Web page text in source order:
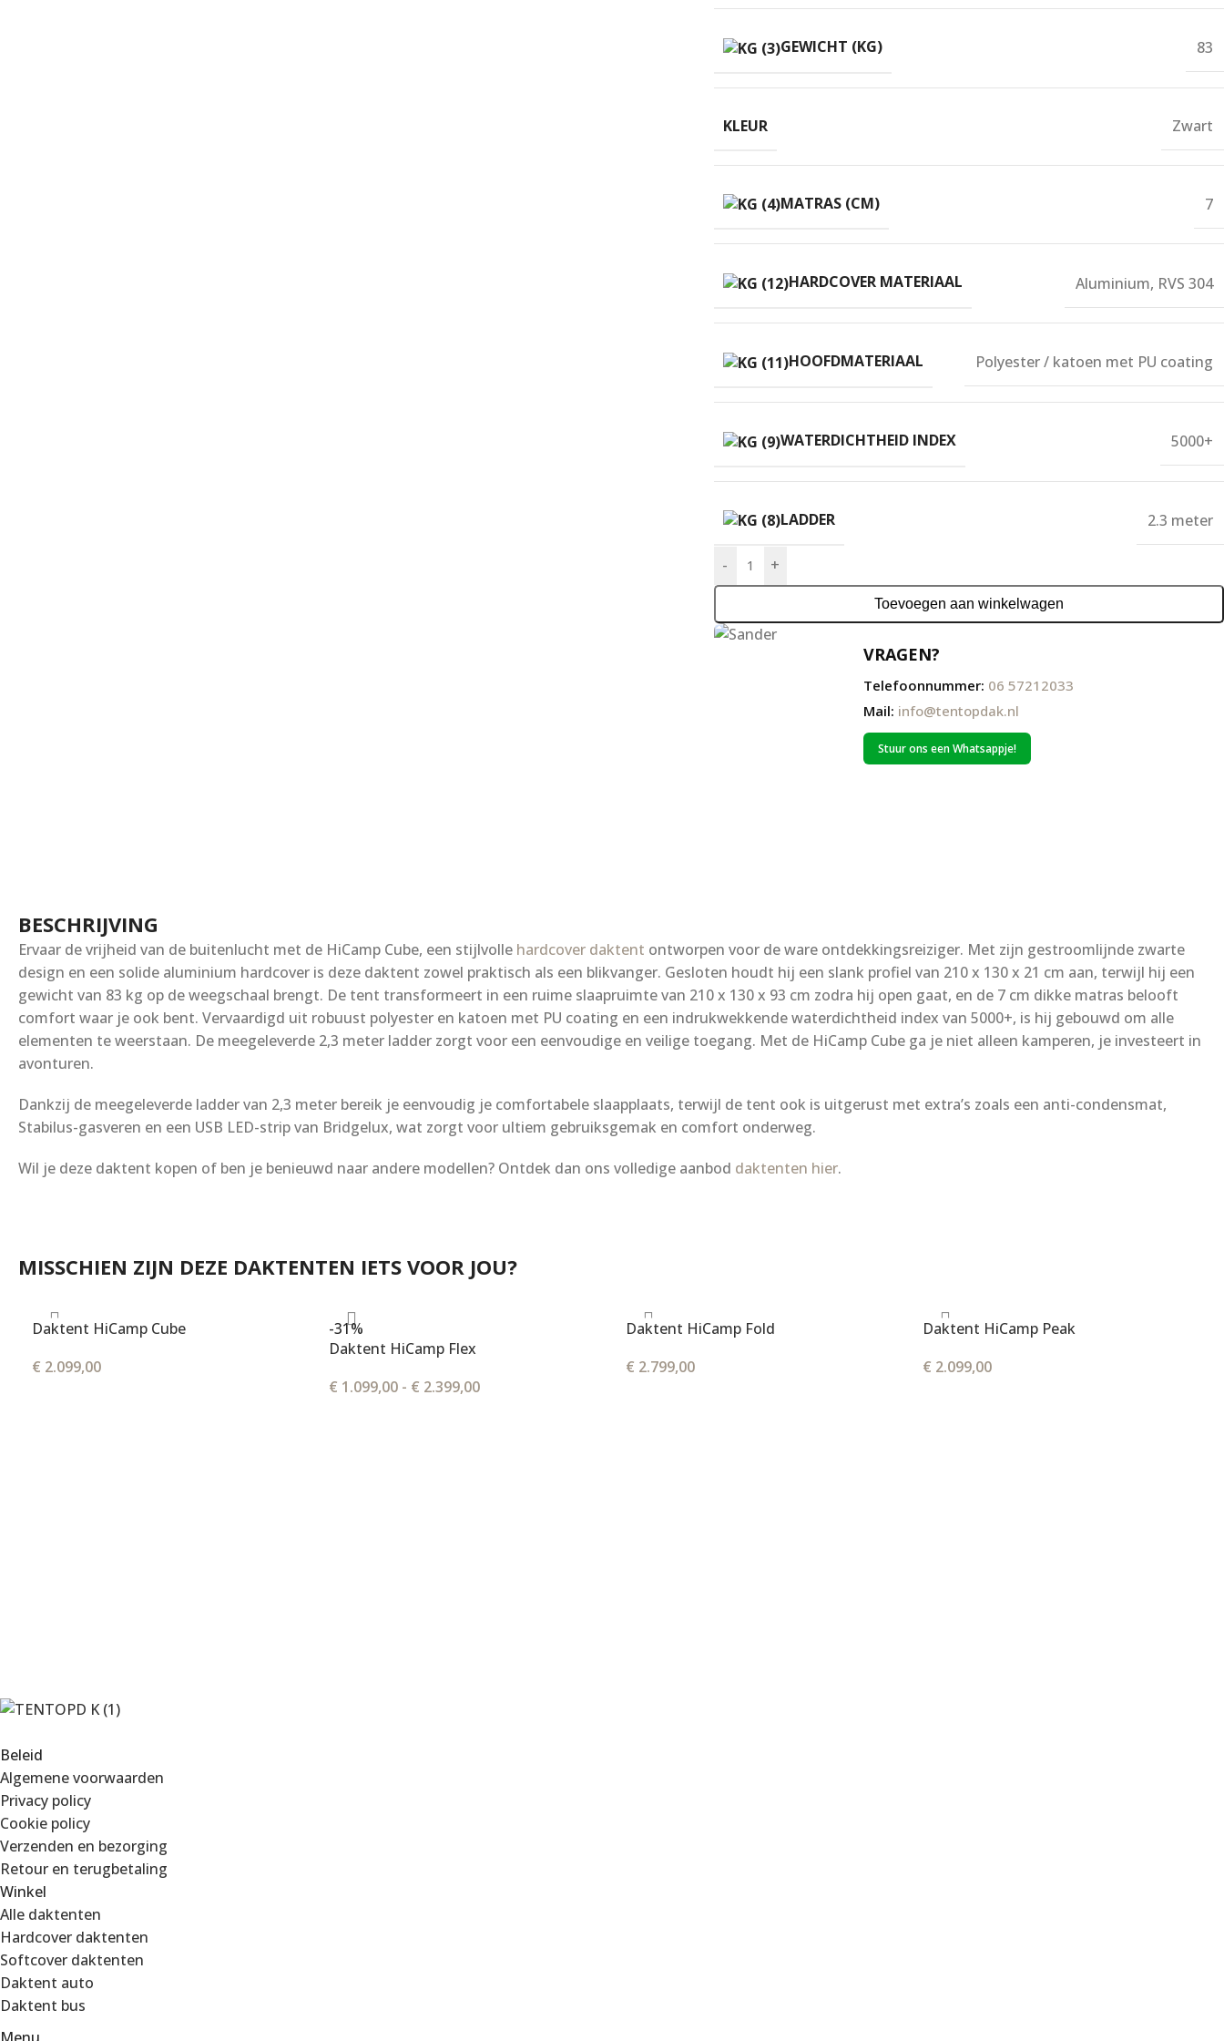
GEWICHT (KG) 83
KLEUR Zwart
MATRAS (CM) 7
HARDCOVER MATERIAAL Aluminium, RVS 304
HOOFDMATERIAAL Polyester / katoen met PU coating
WATERDICHTHEID INDEX 5000+
LADDER 2.3 meter
- +
Toevoegen aan winkelwagen
VRAGEN?
Telefoonnummer: 06 57212033
Mail: info@tentopdak.nl
Stuur ons een Whatsappje!
BESCHRIJVING
Ervaar de vrijheid van de buitenlucht met de HiCamp Cube, een stijlvolle hardcover daktent ontworpen voor de ware ontdekkingsreiziger. Met zijn gestroomlijnde zwarte
design en een solide aluminium hardcover is deze daktent zowel praktisch als een blikvanger. Gesloten houdt hij een slank profiel van 210 x 130 x 21 cm aan, terwijl hij een
gewicht van 83 kg op de weegschaal brengt. De tent transformeert in een ruime slaapruimte van 210 x 130 x 93 cm zodra hij open gaat, en de 7 cm dikke matras belooft
comfort waar je ook bent. Vervaardigd uit robuust polyester en katoen met PU coating en een indrukwekkende waterdichtheid index van 5000+, is hij gebouwd om alle
elementen te weerstaan. De meegeleverde 2,3 meter ladder zorgt voor een eenvoudige en veilige toegang. Met de HiCamp Cube ga je niet alleen kamperen, je investeert in
avonturen.
Dankzij de meegeleverde ladder van 2,3 meter bereik je eenvoudig je comfortabele slaapplaats, terwijl de tent ook is uitgerust met extra’s zoals een anti-condensmat,
Stabilus-gasveren en een USB LED-strip van Bridgelux, wat zorgt voor ultiem gebruiksgemak en comfort onderweg.
Wil je deze daktent kopen of ben je benieuwd naar andere modellen? Ontdek dan ons volledige aanbod daktenten hier.
MISSCHIEN ZIJN DEZE DAKTENTEN IETS VOOR JOU?
Daktent HiCamp Cube
€ 2.099,00
-31%
Daktent HiCamp Flex
€ 1.099,00 - € 2.399,00
Daktent HiCamp Fold
€ 2.799,00
Daktent HiCamp Peak
€ 2.099,00
Beleid
Algemene voorwaarden
Privacy policy
Cookie policy
Verzenden en bezorging
Retour en terugbetaling
Winkel
Alle daktenten
Hardcover daktenten
Softcover daktenten
Daktent auto
Daktent bus